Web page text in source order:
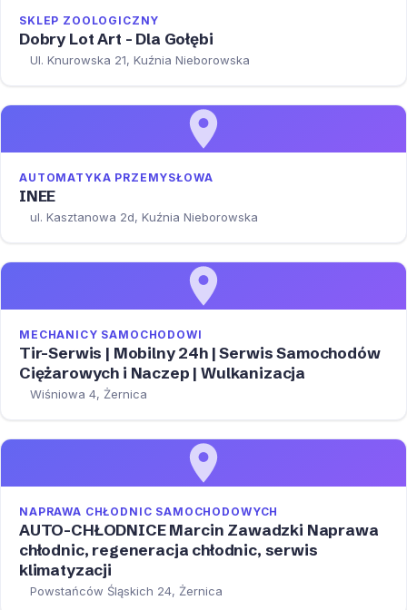
SKLEP ZOOLOGICZNY
Dobry Lot Art - Dla Gołębi
Ul. Knurowska 21, Kuźnia Nieborowska
AUTOMATYKA PRZEMYSŁOWA
INEE
ul. Kasztanowa 2d, Kuźnia Nieborowska
MECHANICY SAMOCHODOWI
Tir-Serwis | Mobilny 24h | Serwis Samochodów
Ciężarowych i Naczep | Wulkanizacja
Wiśniowa 4, Żernica
NAPRAWA CHŁODNIC SAMOCHODOWYCH
AUTO-CHŁODNICE Marcin Zawadzki Naprawa
chłodnic, regeneracja chłodnic, serwis
klimatyzacji
Powstańców Śląskich 24, Żernica